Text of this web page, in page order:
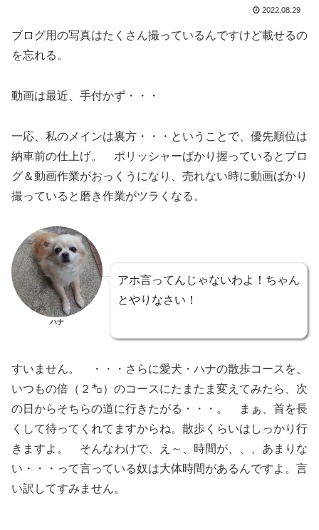
2022.08.29
ブログ用の写真はたくさん撮っているんですけど載せるの
を忘れる。
動画は最近、手付かず・・・
一応、私のメインは裏方・・・ということで、優先順位は
納車前の仕上げ。 ポリッシャーばかり握っているとブロ
グ＆動画作業がおっくうになり、売れない時に動画ばかり
撮っていると磨き作業がツラくなる。
ハナ
アホ言ってんじゃないわよ！ちゃん
とやりなさい！
すいません。 ・・・さらに愛犬・ハナの散歩コースを、
いつもの倍（２㌔）のコースにたまたま変えてみたら、次
の日からそちらの道に行きたがる・・・。 まぁ、首を長
くして待ってくれてますからね。散歩くらいはしっかり行
きますよ。 そんなわけで、え～、時間が、、、あまりな
い・・・って言っている奴は大体時間があるんですよ。言
い訳してすみません。